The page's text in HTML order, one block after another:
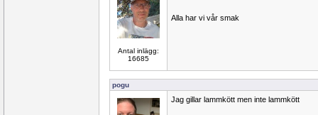
Antal inlägg:
16685
Alla har vi vår smak
pogu
Jag gillar lammkött men inte lammkött